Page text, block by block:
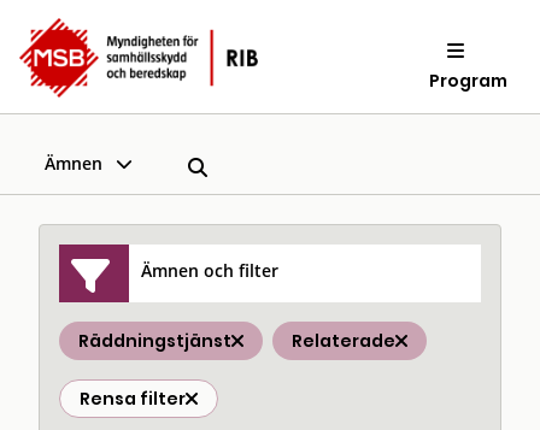
Program
Ämnen
Ämnen och filter
Räddningstjänst Relaterade
Rensa filter